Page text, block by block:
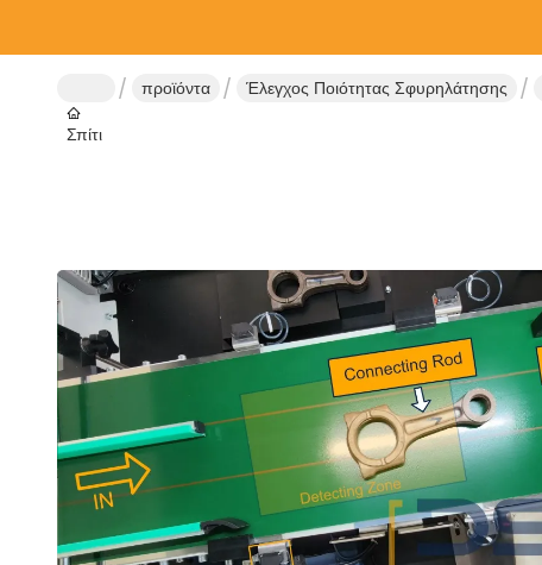
Σπίτι
προϊόντα Έλεγχος Ποιότητας Σφυρηλάτησης